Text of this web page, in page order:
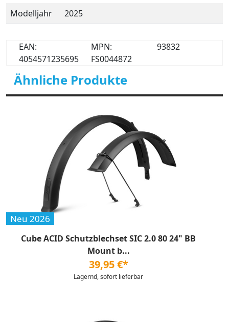
Modelljahr 2025
EAN:
4054571235695
MPN:
FS0044872
93832
Ähnliche Produkte
Neu 2026
Cube ACID Schutzblechset SIC 2.0 80 24" BB
Mount b...
39,95 €*
Lagernd, sofort lieferbar